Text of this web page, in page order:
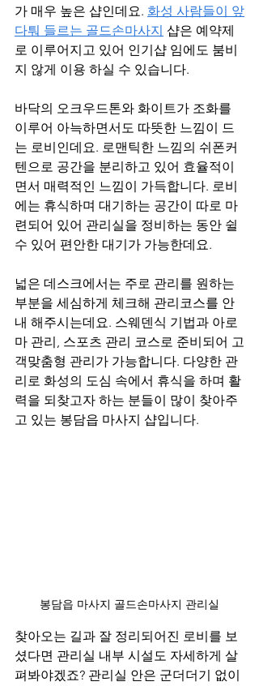
가 매우 높은 샵인데요. 화성 사람들이 앞
다퉈 들르는 골드손마사지 샵은 예약제
로 이루어지고 있어 인기샵 임에도 붐비
지 않게 이용 하실 수 있습니다.
바닥의 오크우드톤와 화이트가 조화를
이루어 아늑하면서도 따뜻한 느낌이 드
는 로비인데요. 로맨틱한 느낌의 쉬폰커
텐으로 공간을 분리하고 있어 효율적이
면서 매력적인 느낌이 가득합니다. 로비
에는 휴식하며 대기하는 공간이 따로 마
련되어 있어 관리실을 정비하는 동안 쉴
수 있어 편안한 대기가 가능한데요.
넓은 데스크에서는 주로 관리를 원하는
부분을 세심하게 체크해 관리코스를 안
내 해주시는데요. 스웨덴식 기법과 아로
마 관리, 스포츠 관리 코스로 준비되어 고
객맞춤형 관리가 가능합니다. 다양한 관
리로 화성의 도심 속에서 휴식을 하며 활
력을 되찾고자 하는 분들이 많이 찾아주
고 있는 봉담읍 마사지 샵입니다.
봉담읍 마사지 골드손마사지 관리실
찾아오는 길과 잘 정리되어진 로비를 보
셨다면 관리실 내부 시설도 자세하게 살
펴봐야겠죠? 관리실 안은 군더더기 없이